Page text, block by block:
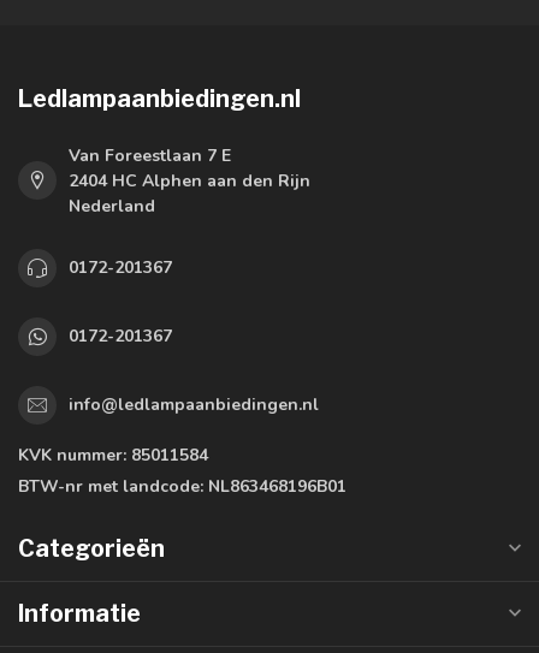
Ledlampaanbiedingen.nl
Van Foreestlaan 7 E
2404 HC Alphen aan den Rijn
Nederland
0172-201367
0172-201367
info@ledlampaanbiedingen.nl
KVK nummer: 85011584
BTW-nr met landcode: NL863468196B01
Categorieën
Informatie